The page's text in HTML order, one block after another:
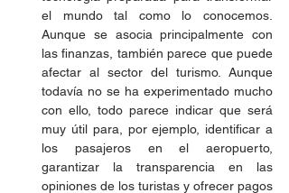
el mundo tal como lo conocemos.
Aunque se asocia principalmente con
las finanzas, también parece que puede
afectar al sector del turismo. Aunque
todavía no se ha experimentado mucho
con ello, todo parece indicar que será
muy útil para, por ejemplo, identificar a
los pasajeros en el aeropuerto,
garantizar la transparencia en las
opiniones de los turistas y ofrecer pagos